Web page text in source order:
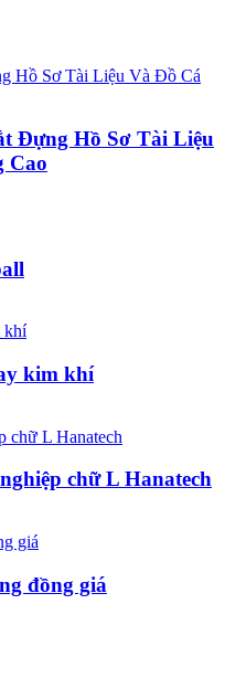
Đựng Hồ Sơ Tài Liệu
Cao
kim khí
chữ L Hanatech
đồng giá